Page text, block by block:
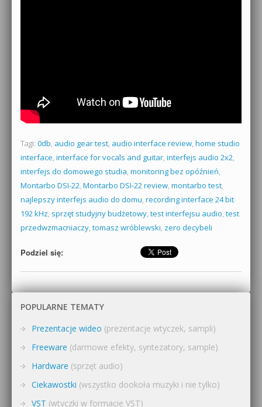
Tagi: 0db, audio gear test, audio interface review, home studio
interface, interface for vocals and guitar, interfejs audio 2x2,
interfejs do domowego studia, monitoring bez opóźnień,
Montarbo DSI-22, Montarbo DSI-22 review, montarbo test,
najlepszy interfejs audio do domu, recording interface 24 bit
192 kHz, sprzęt studyjny budżetowy, test interfejsu audio, test
przedwzmacniaczy, tomasz wróblewski, zero decybeli
Podziel się:
POPULARNE TEMATY
Prezentacje wideo (prezentacje wtyczek, sampli)
Freeware (darmowe efekty, syntezatory, sample)
Hardware (sprzęt audio)
Ciekawostki (wszystko dookoła muzyki i nie tylko)
VST (wtyczki w formacie VST)